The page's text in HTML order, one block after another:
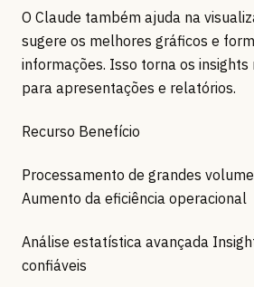
O Claude também ajuda na
sugere os melhores gráficos e
informações. Isso torna os insights
para apresentações e relatórios.
Recurso Benefício
Processamento de grandes
Aumento da eficiência operacional
Análise estatística avançada
confiáveis